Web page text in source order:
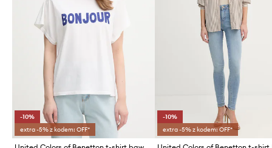
-10%
extra -5% z kodem: OFF*
-10%
extra -5% z kodem: OFF*